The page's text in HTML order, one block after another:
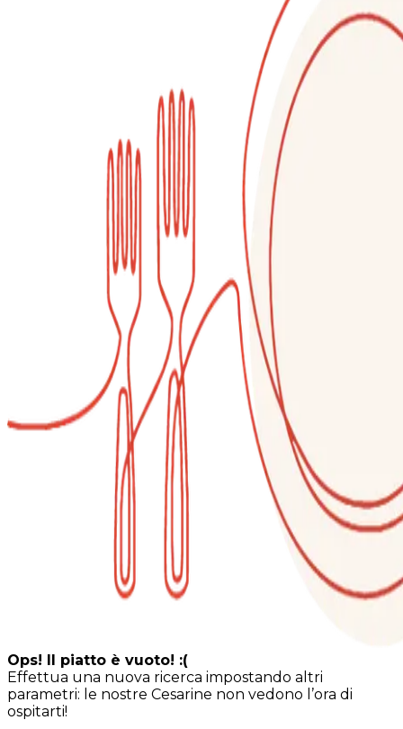
Ops! Il piatto è vuoto! :(
Effettua una nuova ricerca impostando altri
parametri: le nostre Cesarine non vedono l’ora di
ospitarti!